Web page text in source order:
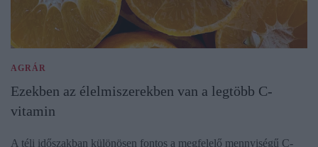
AGRÁR
Ezekben az élelmiszerekben van a legtöbb C-
vitamin
A téli időszakban különösen fontos a megfelelő mennyiségű C-